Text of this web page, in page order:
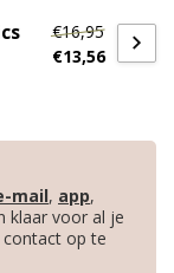
€16,95
€13,56
mail, app,
klaar voor al je
op te